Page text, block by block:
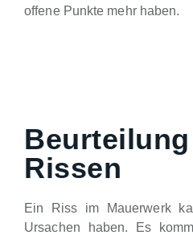
offene Punkte mehr haben.
Rissen
Ein Riss im Mauerwerk
Ursachen haben. Es